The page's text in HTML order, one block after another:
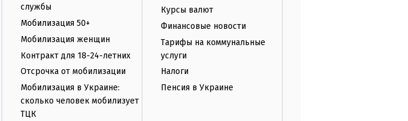
службы
Мобилизация 50+
Мобилизация женщин
Контракт для 18-24-летних
Отсрочка от мобилизации
Мобилизация в Украине:
сколько человек мобилизует
ТЦК
Курсы валют
Финансовые новости
Тарифы на коммунальные
услуги
Налоги
Пенсия в Украине